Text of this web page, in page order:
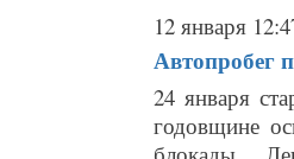
12 января
Автопробег
24 января
годовщине